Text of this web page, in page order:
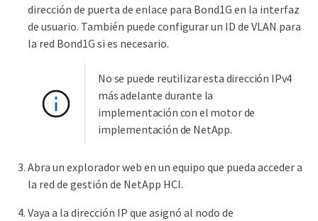
dirección de puerta de enlace para Bond1G en la interfaz
de usuario. También puede configurar un ID de VLAN para
la red Bond1G si es necesario.
No se puede reutilizar esta dirección IPv4
más adelante durante la
implementación con el motor de
implementación de NetApp.
Abra un explorador web en un equipo que pueda acceder a
la red de gestión de NetApp HCI.
Vaya a la dirección IP que asignó al nodo de